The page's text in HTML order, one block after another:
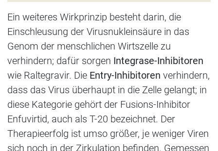
Ein weiteres Wirkprinzip besteht darin, die
Einschleusung der Virusnukleinsäure in das
Genom der menschlichen Wirtszelle zu
verhindern; dafür sorgen Integrase-Inhibitoren
wie Raltegravir. Die Entry-Inhibitoren verhindern,
dass das Virus überhaupt in die Zelle gelangt; in
diese Kategorie gehört der Fusions-Inhibitor
Enfuvirtid, auch als T-20 bezeichnet. Der
Therapieerfolg ist umso größer, je weniger Viren
sich noch in der Zirkulation befinden. Gemessen